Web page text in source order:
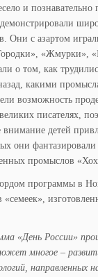
и познавательно
Они с азартом
«Жмурки»,
о том, как
какими
возможность
писателях,
детей
они
промыслов
программы в
«семеек»,
«День России»
многое –
направленных